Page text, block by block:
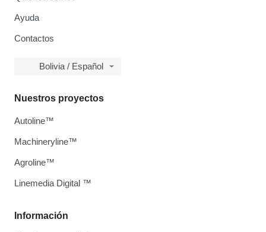
Ayuda
Contactos
Bolivia / Español
Información
Nuestros proyectos
Autoline™
Machineryline™
Agroline™
Linemedia Digital ™